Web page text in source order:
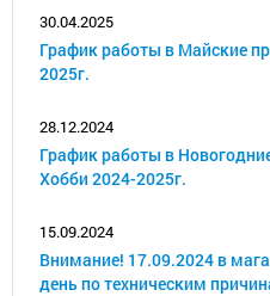
30.04.2025
График работы в Майские
2025г.
28.12.2024
График работы в
Хобби 2024-2025г.
15.09.2024
Внимание! 17.09.2024 в
день по техническим